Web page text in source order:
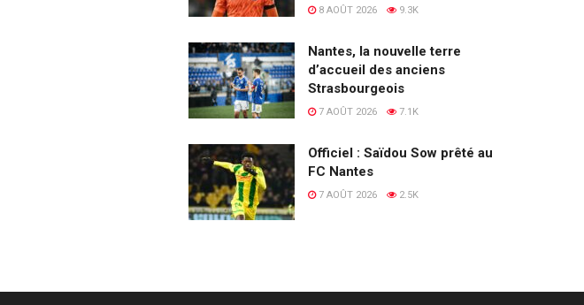
8 AOÛT 2026 9.3K
Nantes, la nouvelle terre
d’accueil des anciens
Strasbourgeois
7 AOÛT 2026 7.1K
Officiel : Saïdou Sow prêté au
FC Nantes
7 AOÛT 2026 2.5K